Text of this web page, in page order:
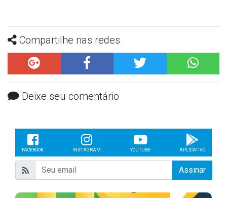
Compartilhe nas redes
Deixe seu comentário
FACEBOOK INSTAGRAM YOUTUBE APLICATIVO
Assinar